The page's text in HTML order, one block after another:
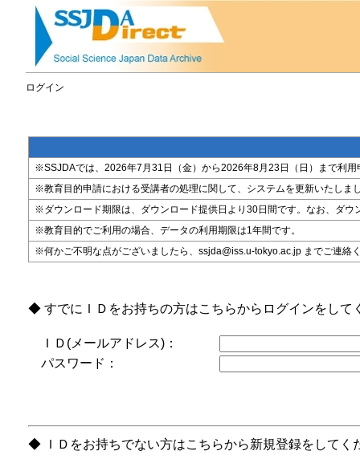
ログイン
※SSJDAでは、2026年7月31日（金）から2026年8月23日（日）まで利
※教育目的申請における受講者の処理に関して、システムを更新いたしま
※ダウンロード期限は、ダウンロード提供日より30日間です。なお、ダ
※教育目的でご利用の場合、データの利用期限は1年間です。
※何かご不明な点がございましたら、ssjda@iss.u-tokyo.ac.jp までご連絡
◆ すでにＩＤをお持ちの方はこちらからログインをして
ＩＤ(メールアドレス)：
パスワード：
◆ ＩＤをお持ちでない方はこちらから新規登録をしてく